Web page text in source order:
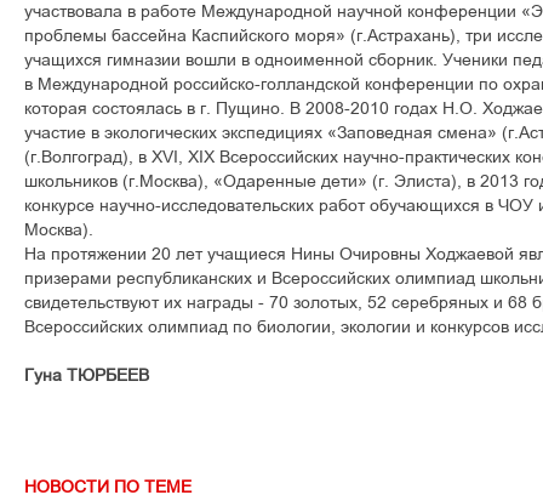
участвовала в работе Международной научной конференции
проблемы бассейна Каспийского моря» (г.Астрахань), три
учащихся гимназии вошли в одноименной сборник. Ученики
в Международной российско-голландской конференции по
которая состоялась в г. Пущино. В 2008-2010 годах Н.О.
участие в экологических экспедициях «Заповедная смена»
(г.Волгоград), в XVI, XIX Всероссийских научно-практических
школьников (г.Москва), «Одаренные дети» (г. Элиста), в 2013
конкурсе научно-исследовательских работ обучающихся в
Москва).
На протяжении 20 лет учащиеся Нины Очировны Ходжаевой
призерами республиканских и Всероссийских олимпиад
свидетельствуют их награды - 70 золотых, 52 серебряных и 68
Всероссийских олимпиад по биологии, экологии и конкурсов
Гуна ТЮРБЕЕВ
НОВОСТИ ПО ТЕМЕ